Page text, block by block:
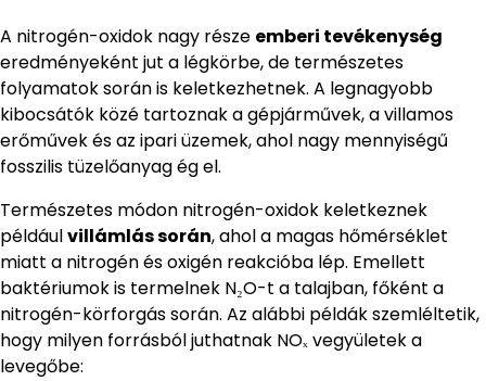
A nitrogén-oxidok nagy része emberi tevékenység
eredményeként jut a légkörbe, de természetes
folyamatok során is keletkezhetnek. A legnagyobb
kibocsátók közé tartoznak a gépjárművek, a villamos
erőművek és az ipari üzemek, ahol nagy mennyiségű
fosszilis tüzelőanyag ég el.
Természetes módon nitrogén-oxidok keletkeznek
példáulvillámlás során, ahol a magas hőmérséklet
miatt a nitrogén és oxigén reakcióba lép. Emellett
baktériumok is termelnek N₂O-t a talajban, főként a
nitrogén-körforgás során. Az alábbi példák szemléltetik,
hogy milyen forrásból juthatnak NOₓ vegyületek a
levegőbe: